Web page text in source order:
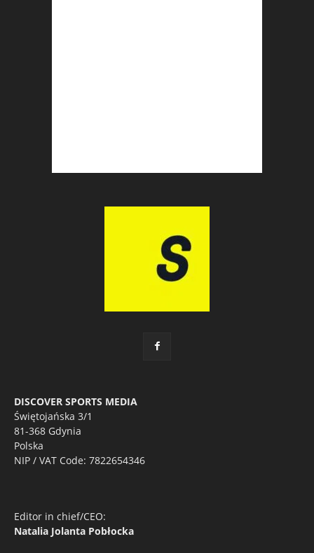
DISCOVER SPORTS MEDIA
Świętojańska 3/1
81-368 Gdynia
Polska
NIP / VAT Code: 7822654346
Editor in chief/CEO:
Natalia Jolanta Pobłocka